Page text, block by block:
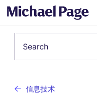
信息技术